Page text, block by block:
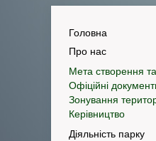
Головна
Про нас
Мета створення
Офіційні
Зонування
Керівництво
Діяльність парку